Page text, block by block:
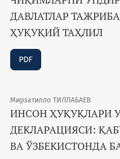
ДАВЛАТЛАР
ҲУҚУҚИЙ ТАҲЛИЛ
PDF
Мирзатилло ТИЛЛАБАЕВ
ИНСОН ҲУҚУҚЛАРИ
ДЕКЛАРАЦИЯСИ:
ВА ЎЗБЕКИСТОНДА